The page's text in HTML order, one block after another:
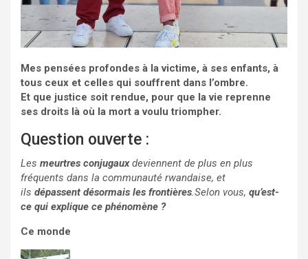
Mes pensées profondes à la victime, à ses enfants, à
tous ceux et celles qui souffrent dans l’ombre.
Et que justice soit rendue, pour que la vie reprenne
ses droits là où la mort a voulu triompher.
Question ouverte :
Les meurtres conjugauxdeviennent de plus en plus
fréquents dans la communauté rwandaise, et
ils dépassent désormais les frontières.Selon vous, qu’est-
ce qui explique ce phénomène ?
Ce monde